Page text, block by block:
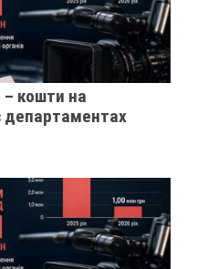
кошти на
департаментах